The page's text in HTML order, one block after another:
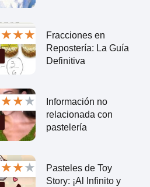
★★★
Fracciones en
Repostería: La Guía
Definitiva
★★★
Información no
relacionada con
pastelería
★★★
Pasteles de Toy
Story: ¡Al Infinito y